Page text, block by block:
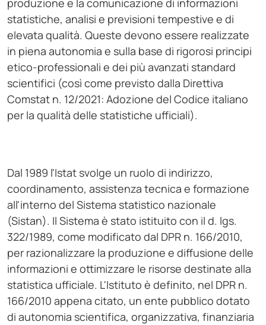
produzione e la comunicazione di informazioni
statistiche, analisi e previsioni tempestive e di
elevata qualità. Queste devono essere realizzate
in piena autonomia e sulla base di rigorosi principi
etico-professionali e dei più avanzati standard
scientifici (così come previsto dalla Direttiva
Comstat n. 12/2021: Adozione del Codice italiano
per la qualità delle statistiche ufficiali).
Dal 1989 l'Istat svolge un ruolo di indirizzo,
coordinamento, assistenza tecnica e formazione
all'interno del Sistema statistico nazionale
(Sistan). Il Sistema è stato istituito con il d. lgs.
322/1989, come modificato dal DPR n. 166/2010,
per razionalizzare la produzione e diffusione delle
informazioni e ottimizzare le risorse destinate alla
statistica ufficiale. L'Istituto è definito, nel DPR n.
166/2010 appena citato, un ente pubblico dotato
di autonomia scientifica, organizzativa, finanziaria